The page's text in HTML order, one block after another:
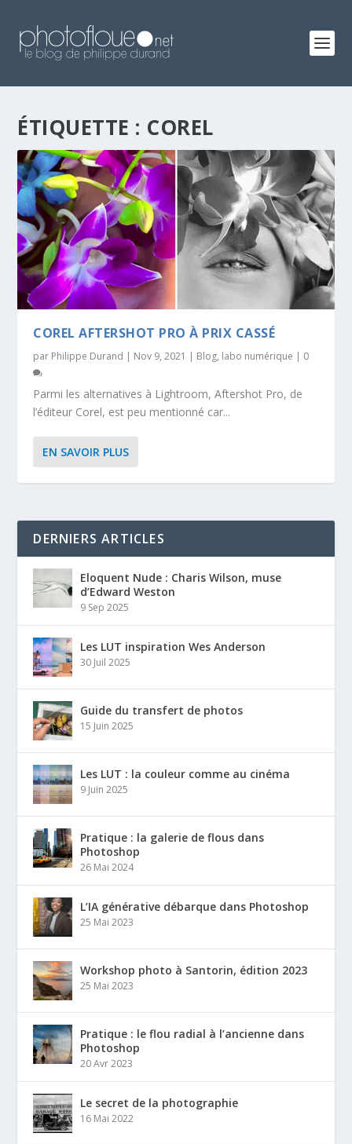
ÉTIQUETTE : COREL
COREL AFTERSHOT PRO À PRIX CASSÉ
par Philippe Durand | Nov 9, 2021 | Blog, labo numérique | 0
Parmi les alternatives à Lightroom, Aftershot Pro, de
l’éditeur Corel, est peu mentionné car...
EN SAVOIR PLUS
DERNIERS ARTICLES
Eloquent Nude : Charis Wilson, muse
d’Edward Weston
9 Sep 2025
Les LUT inspiration Wes Anderson
30 Juil 2025
Guide du transfert de photos
15 Juin 2025
Les LUT : la couleur comme au cinéma
9 Juin 2025
Pratique : la galerie de flous dans
Photoshop
26 Mai 2024
L’IA générative débarque dans Photoshop
25 Mai 2023
Workshop photo à Santorin, édition 2023
25 Mai 2023
Pratique : le flou radial à l’ancienne dans
Photoshop
20 Avr 2023
Le secret de la photographie
16 Mai 2022